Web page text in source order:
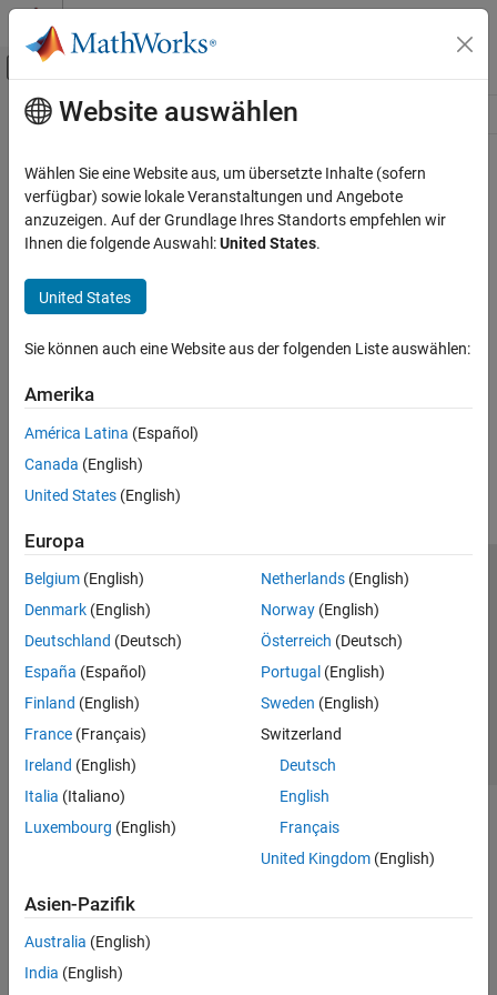
Weiter zum Inhalt
Umschaltung für Off-Canvas-
Ressource
Hauptinhalt
Website auswählen
Wählen Sie eine Website aus, um übersetzte Inhalte (sofern
verfügbar) sowie lokale Veranstaltungen und Angebote
anzuzeigen. Auf der Grundlage Ihres Standorts empfehlen wir
Ihnen die folgende Auswahl:United States.
United States
Sie können auch eine Website aus der folgenden Liste auswählen:
Amerika
América Latina (Español)
Canada (English)
United States (English)
Europa
Belgium (English)
Denmark (English)
Deutschland (Deutsch)
España (Español)
Finland (English)
France (Français)
Ireland (English)
Italia (Italiano)
Luxembourg (English)
Netherlands(English)
Norway(English)
Österreich (Deutsch)
Portugal (English)
Sweden (English)
Switzerland
Deutsch
English
Français
United Kingdom(English)
Asien-Pazifik
Australia (English)
India (English)
Trust Center
Datenschutz-Richtlinien
Datendiebstahl verhindern
Status von Anwendungen
© 1994-2026 The MathWorks, Inc.
Website auswählen
Deutschland